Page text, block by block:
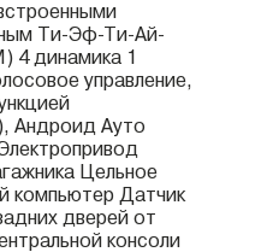
Ти-Эф-Ти-Ай-
4 динамика 1
управление,
Андроид Ауто
Цельное
компьютер Датчик
дверей от
консоли